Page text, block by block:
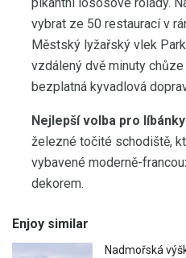
pikantní lososové rolády.
vybrat ze 50 restaurací v
Městský lyžařský vlek
vzdálený dvě minuty
bezplatná kyvadlová
Nejlepší volba pro
železné točité schodiště,
vybavené moderně-
dekorem.
Enjoy similar
Nadmořská